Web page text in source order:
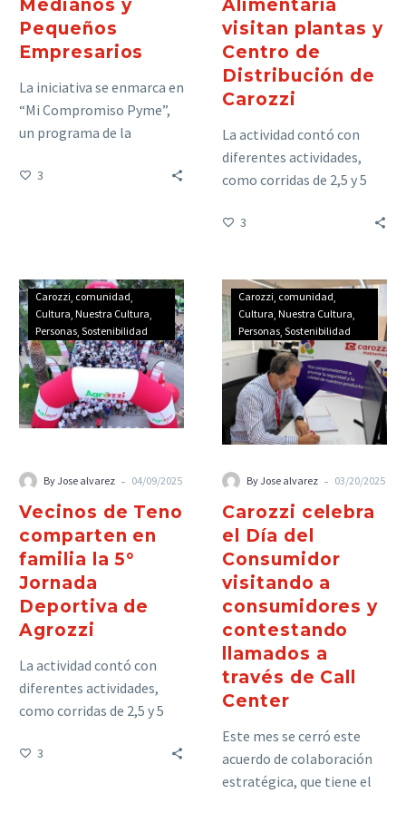
Medianos y
Pequeños
Empresarios
La iniciativa se enmarca en
“Mi Compromiso Pyme”,
un programa de la
Emprendedora, que está
fomentar el beneficio
mutuo entre la compañía
y sus proveedores.
3
Alimentaria
visitan plantas y
Centro de
Distribución de
Carozzi
La actividad contó con
diferentes actividades,
como corridas de 2,5 y 5
el bailarín Thiago Cunha,
tallarinata con unas ricas
pastas Carozzi, en una
jornada en torno al
compartir y disfrutar en
familia.
3
Carozzi comunidad
Cultura Nuestra Cultura
Personas Sostenibilidad
By Jose alvarez - 04/09/2025
Vecinos de Teno
comparten en
familia la 5°
Jornada
Deportiva de
Agrozzi
La actividad contó con
diferentes actividades,
como corridas de 2,5 y 5
el bailarín Thiago Cunha,
3
Carozzi comunidad
Cultura Nuestra Cultura
Personas Sostenibilidad
By Jose alvarez - 03/20/2025
Carozzi celebra
el Día del
Consumidor
visitando a
consumidores y
contestando
llamados a
través de Call
Center
Este mes se cerró este
acuerdo de colaboración
estratégica, que tiene el